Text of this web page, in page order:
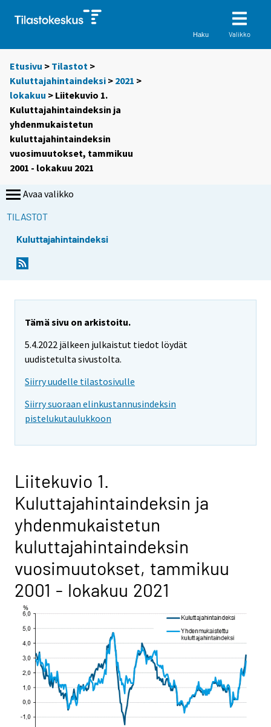
Haku Valikko
Etusivu > Tilastot >
Kuluttajahintaindeksi > 2021 >
lokakuu > Liitekuvio 1.
Kuluttajahintaindeksin ja
yhdenmukaistetun
kuluttajahintaindeksin
vuosimuutokset, tammikuu
2001 - lokakuu 2021
Avaa valikko
TILASTOT
Kuluttajahintaindeksi
Tämä sivu on arkistoitu.
5.4.2022 jälkeen julkaistut tiedot löydät
uudistetulta sivustolta.
Siirry uudelle tilastosivulle
Siirry suoraan elinkustannusindeksin
pistelukutaulukkoon
Liitekuvio 1.
Kuluttajahintaindeksin ja
yhdenmukaistetun
kuluttajahintaindeksin
vuosimuutokset, tammikuu
2001 - lokakuu 2021